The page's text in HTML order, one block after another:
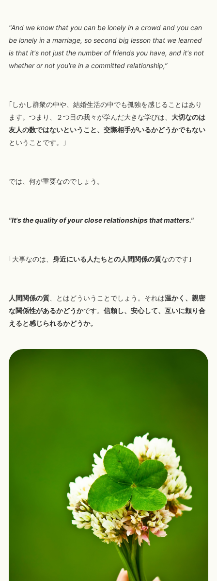
"And we know that you can be lonely in a crowd and you can
be lonely in a marriage, so second big lesson that we learned
is that it's not just the number of friends you have, and it's not
whether or not you're in a committed relationship,”
｢しかし群衆の中や、結婚生活の中でも孤独を感じることはあり
ます。つまり、２つ目の我々が学んだ大きな学びは、 大切なのは
友人の数ではないということ、交際相手がいるかどうかでもない
ということです。｣
では、何が重要なのでしょう。
"It's the quality of your close relationships that matters."
｢大事なのは、 身近にいる人たちとの人間関係の質なのです｣
人間関係の質、とはどういうことでしょう。それは温かく、親密
な関係性があるかどうかです。 信頼し、安心して、互いに頼り合
えると感じられるかどうか。